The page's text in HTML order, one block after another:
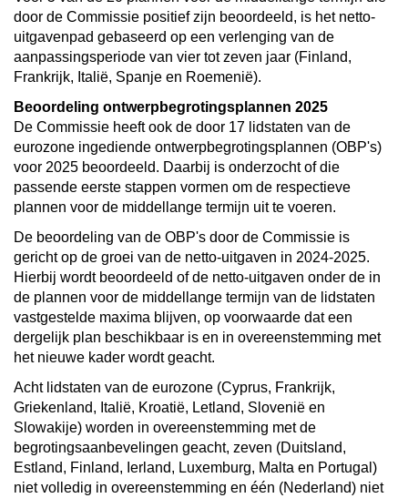
door de Commissie positief zijn beoordeeld, is het netto-
uitgavenpad gebaseerd op een verlenging van de
aanpassingsperiode van vier tot zeven jaar (Finland,
Frankrijk, Italië, Spanje en Roemenië).
Beoordeling ontwerpbegrotingsplannen 2025
De Commissie heeft ook de door 17 lidstaten van de
eurozone ingediende ontwerpbegrotingsplannen (OBP's)
voor 2025 beoordeeld. Daarbij is onderzocht of die
passende eerste stappen vormen om de respectieve
plannen voor de middellange termijn uit te voeren.
De beoordeling van de OBP's door de Commissie is
gericht op de groei van de netto-uitgaven in 2024-2025.
Hierbij wordt beoordeeld of de netto-uitgaven onder de in
de plannen voor de middellange termijn van de lidstaten
vastgestelde maxima blijven, op voorwaarde dat een
dergelijk plan beschikbaar is en in overeenstemming met
het nieuwe kader wordt geacht.
Acht lidstaten van de eurozone (Cyprus, Frankrijk,
Griekenland, Italië, Kroatië, Letland, Slovenië en
Slowakije) worden in overeenstemming met de
begrotingsaanbevelingen geacht, zeven (Duitsland,
Estland, Finland, Ierland, Luxemburg, Malta en Portugal)
niet volledig in overeenstemming en één (Nederland) niet